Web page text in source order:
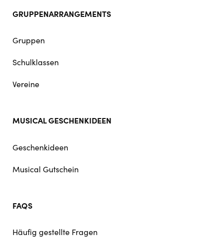
GRUPPENARRANGEMENTS
Gruppen
Schulklassen
Vereine
MUSICAL GESCHENKIDEEN
Geschenkideen
Musical Gutschein
FAQS
Häufig gestellte Fragen